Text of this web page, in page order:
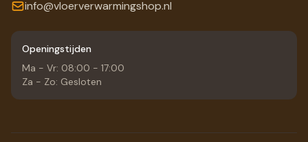
info@vloerverwarmingshop.nl
Openingstijden
Ma - Vr: 08:00 - 17:00
Za - Zo: Gesloten